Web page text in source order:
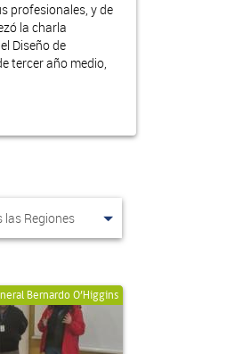
profesionales, y de
la charla
Diseño de
tercer año medio,
Bernardo O’Higgins